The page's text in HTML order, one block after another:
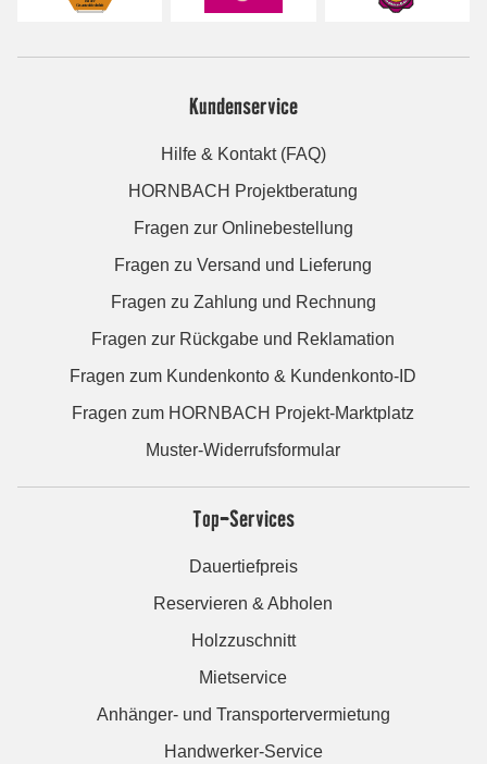
Kundenservice
Hilfe & Kontakt (FAQ)
HORNBACH Projektberatung
Fragen zur Onlinebestellung
Fragen zu Versand und Lieferung
Fragen zu Zahlung und Rechnung
Fragen zur Rückgabe und Reklamation
Fragen zum Kundenkonto & Kundenkonto-ID
Fragen zum HORNBACH Projekt-Marktplatz
Muster-Widerrufsformular
Top-Services
Dauertiefpreis
Reservieren & Abholen
Holzzuschnitt
Mietservice
Anhänger- und Transportervermietung
Handwerker-Service